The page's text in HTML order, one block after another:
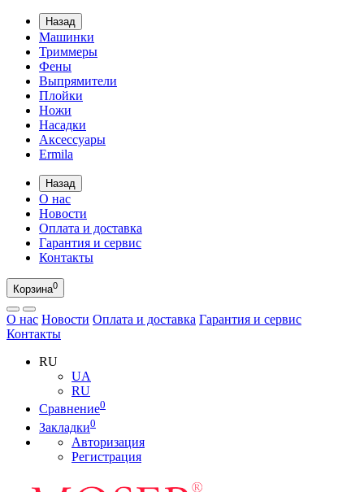
Назад
Машинки
Триммеры
Фены
Выпрямители
Плойки
Ножи
Насадки
Аксессуары
Ermila
Назад
О нас
Новости
Оплата и доставка
Гарантия и сервис
Контакты
Корзина0
О нас Новости Оплата и доставка Гарантия и сервис
Контакты
RU
UA
RU
Сравнение0
Закладки0
Авторизация
Регистрация